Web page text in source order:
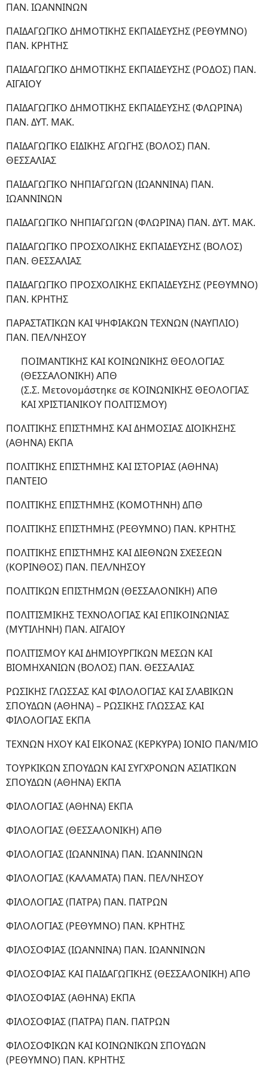
ΠΑΝ. ΙΩΑΝΝΙΝΩΝ
ΠΑΙΔΑΓΩΓΙΚΟ ΔΗΜΟΤΙΚΗΣ ΕΚΠΑΙΔΕΥΣΗΣ (ΡΕΘΥΜΝΟ)
ΠΑΝ. ΚΡΗΤΗΣ
ΠΑΙΔΑΓΩΓΙΚΟ ΔΗΜΟΤΙΚΗΣ ΕΚΠΑΙΔΕΥΣΗΣ (ΡΟΔΟΣ) ΠΑΝ.
ΑΙΓΑΙΟΥ
ΠΑΙΔΑΓΩΓΙΚΟ ΔΗΜΟΤΙΚΗΣ ΕΚΠΑΙΔΕΥΣΗΣ (ΦΛΩΡΙΝΑ)
ΠΑΝ. ΔΥΤ. ΜΑΚ.
ΠΑΙΔΑΓΩΓΙΚΟ ΕΙΔΙΚΗΣ ΑΓΩΓΗΣ (ΒΟΛΟΣ) ΠΑΝ.
ΘΕΣΣΑΛΙΑΣ
ΠΑΙΔΑΓΩΓΙΚΟ ΝΗΠΙΑΓΩΓΩΝ (ΙΩΑΝΝΙΝΑ) ΠΑΝ.
ΙΩΑΝΝΙΝΩΝ
ΠΑΙΔΑΓΩΓΙΚΟ ΝΗΠΙΑΓΩΓΩΝ (ΦΛΩΡΙΝΑ) ΠΑΝ. ΔΥΤ. ΜΑΚ.
ΠΑΙΔΑΓΩΓΙΚΟ ΠΡΟΣΧΟΛΙΚΗΣ ΕΚΠΑΙΔΕΥΣΗΣ (ΒΟΛΟΣ)
ΠΑΝ. ΘΕΣΣΑΛΙΑΣ
ΠΑΙΔΑΓΩΓΙΚΟ ΠΡΟΣΧΟΛΙΚΗΣ ΕΚΠΑΙΔΕΥΣΗΣ (ΡΕΘΥΜΝΟ)
ΠΑΝ. ΚΡΗΤΗΣ
ΠΑΡΑΣΤΑΤΙΚΩΝ ΚΑΙ ΨΗΦΙΑΚΩΝ ΤΕΧΝΩΝ (ΝΑΥΠΛΙΟ)
ΠΑΝ. ΠΕΛ/ΝΗΣΟΥ
ΠΟΙΜΑΝΤΙΚΗΣ ΚΑΙ ΚΟΙΝΩΝΙΚΗΣ ΘΕΟΛΟΓΙΑΣ
(ΘΕΣΣΑΛΟΝΙΚΗ) ΑΠΘ
(Σ.Σ. Μετονομάστηκε σε ΚΟΙΝΩΝΙΚΗΣ ΘΕΟΛΟΓΙΑΣ
ΚΑΙ ΧΡΙΣΤΙΑΝΙΚΟΥ ΠΟΛΙΤΙΣΜΟΥ)
ΠΟΛΙΤΙΚΗΣ ΕΠΙΣΤΗΜΗΣ ΚΑΙ ΔΗΜΟΣΙΑΣ ΔΙΟΙΚΗΣΗΣ
(ΑΘΗΝΑ) ΕΚΠΑ
ΠΟΛΙΤΙΚΗΣ ΕΠΙΣΤΗΜΗΣ ΚΑΙ ΙΣΤΟΡΙΑΣ (ΑΘΗΝΑ)
ΠΑΝΤΕΙΟ
ΠΟΛΙΤΙΚΗΣ ΕΠΙΣΤΗΜΗΣ (ΚΟΜΟΤΗΝΗ) ΔΠΘ
ΠΟΛΙΤΙΚΗΣ ΕΠΙΣΤΗΜΗΣ (ΡΕΘΥΜΝΟ) ΠΑΝ. ΚΡΗΤΗΣ
ΠΟΛΙΤΙΚΗΣ ΕΠΙΣΤΗΜΗΣ ΚΑΙ ΔΙΕΘΝΩΝ ΣΧΕΣΕΩΝ
(ΚΟΡΙΝΘΟΣ) ΠΑΝ. ΠΕΛ/ΝΗΣΟΥ
ΠΟΛΙΤΙΚΩΝ ΕΠΙΣΤΗΜΩΝ (ΘΕΣΣΑΛΟΝΙΚΗ) ΑΠΘ
ΠΟΛΙΤΙΣΜΙΚΗΣ ΤΕΧΝΟΛΟΓΙΑΣ ΚΑΙ ΕΠΙΚΟΙΝΩΝΙΑΣ
(ΜΥΤΙΛΗΝΗ) ΠΑΝ. ΑΙΓΑΙΟΥ
ΠΟΛΙΤΙΣΜΟΥ ΚΑΙ ΔΗΜΙΟΥΡΓΙΚΩΝ ΜΕΣΩΝ ΚΑΙ
ΒΙΟΜΗΧΑΝΙΩΝ (ΒΟΛΟΣ) ΠΑΝ. ΘΕΣΣΑΛΙΑΣ
ΡΩΣΙΚΗΣ ΓΛΩΣΣΑΣ ΚΑΙ ΦΙΛΟΛΟΓΙΑΣ ΚΑΙ ΣΛΑΒΙΚΩΝ
ΣΠΟΥΔΩΝ (ΑΘΗΝΑ) – ΡΩΣΙΚΗΣ ΓΛΩΣΣΑΣ ΚΑΙ
ΦΙΛΟΛΟΓΙΑΣ ΕΚΠΑ
ΤΕΧΝΩΝ ΗΧΟΥ ΚΑΙ ΕΙΚΟΝΑΣ (ΚΕΡΚΥΡΑ) ΙΟΝΙΟ ΠΑΝ/ΜΙΟ
ΤΟΥΡΚΙΚΩΝ ΣΠΟΥΔΩΝ ΚΑΙ ΣΥΓΧΡΟΝΩΝ ΑΣΙΑΤΙΚΩΝ
ΣΠΟΥΔΩΝ (ΑΘΗΝΑ) ΕΚΠΑ
ΦΙΛΟΛΟΓΙΑΣ (ΑΘΗΝΑ) ΕΚΠΑ
ΦΙΛΟΛΟΓΙΑΣ (ΘΕΣΣΑΛΟΝΙΚΗ) ΑΠΘ
ΦΙΛΟΛΟΓΙΑΣ (ΙΩΑΝΝΙΝΑ) ΠΑΝ. ΙΩΑΝΝΙΝΩΝ
ΦΙΛΟΛΟΓΙΑΣ (ΚΑΛΑΜΑΤΑ) ΠΑΝ. ΠΕΛ/ΝΗΣΟΥ
ΦΙΛΟΛΟΓΙΑΣ (ΠΑΤΡΑ) ΠΑΝ. ΠΑΤΡΩΝ
ΦΙΛΟΛΟΓΙΑΣ (ΡΕΘΥΜΝΟ) ΠΑΝ. ΚΡΗΤΗΣ
ΦΙΛΟΣΟΦΙΑΣ (ΙΩΑΝΝΙΝΑ) ΠΑΝ. ΙΩΑΝΝΙΝΩΝ
ΦΙΛΟΣΟΦΙΑΣ ΚΑΙ ΠΑΙΔΑΓΩΓΙΚΗΣ (ΘΕΣΣΑΛΟΝΙΚΗ) ΑΠΘ
ΦΙΛΟΣΟΦΙΑΣ (ΑΘΗΝΑ) ΕΚΠΑ
ΦΙΛΟΣΟΦΙΑΣ (ΠΑΤΡΑ) ΠΑΝ. ΠΑΤΡΩΝ
ΦΙΛΟΣΟΦΙΚΩΝ ΚΑΙ ΚΟΙΝΩΝΙΚΩΝ ΣΠΟΥΔΩΝ
(ΡΕΘΥΜΝΟ) ΠΑΝ. ΚΡΗΤΗΣ